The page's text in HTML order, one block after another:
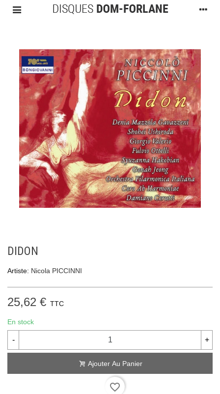
DIDON
Artiste: Nicola PICCINNI
25,62 € TTC
En stock
- +
Ajouter Au Panier
favorite_border